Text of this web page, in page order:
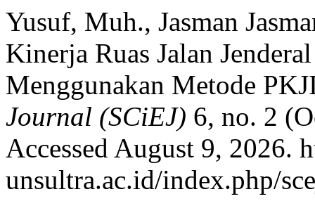
Yusuf, Muh., Jasman
Kinerja Ruas Jalan
Menggunakan Metode
Journal (SCiEJ) 6, no. 2
Accessed August 9, 2026.
unsultra.ac.id/index.php/